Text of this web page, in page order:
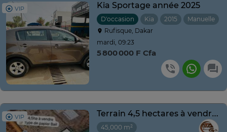
VIP Kia Sportage année 2025
D'occasion Kia 2015
Manuelle
Rufisque, Dakar
mardi, 09:23
5 800 000 F Cfa
VIP Terrain 4,5 hectares à vendre à Diamniadio
45,000 m²